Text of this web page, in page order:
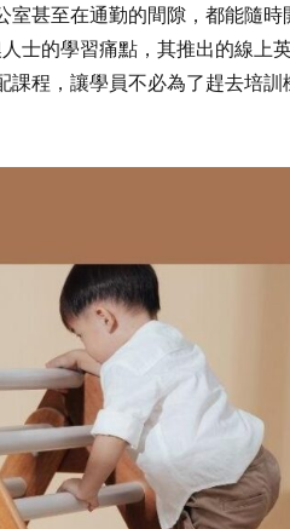
室甚至在通勤的間隙，都能隨時
士的學習痛點，其推出的線上
課程，讓學員不必為了趕去培訓